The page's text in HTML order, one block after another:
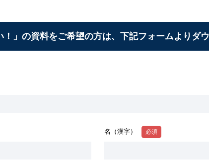
！」の資料をご希望の方は、下記フォームよりダ
名（漢字）